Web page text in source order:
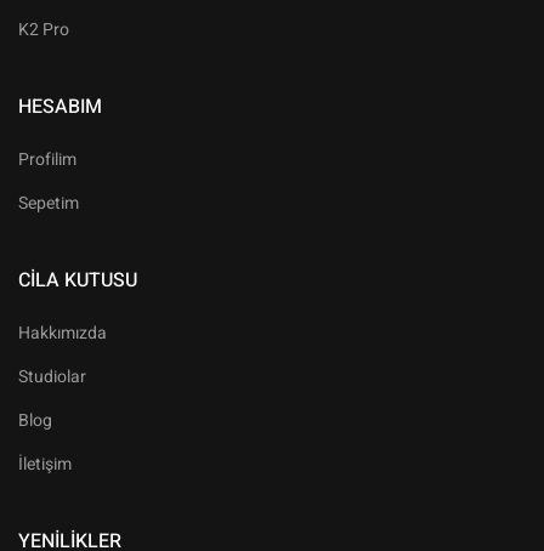
K2 Pro
HESABIM
Profilim
Sepetim
CILA KUTUSU
Hakkımızda
Studiolar
Blog
İletişim
YENILIKLER